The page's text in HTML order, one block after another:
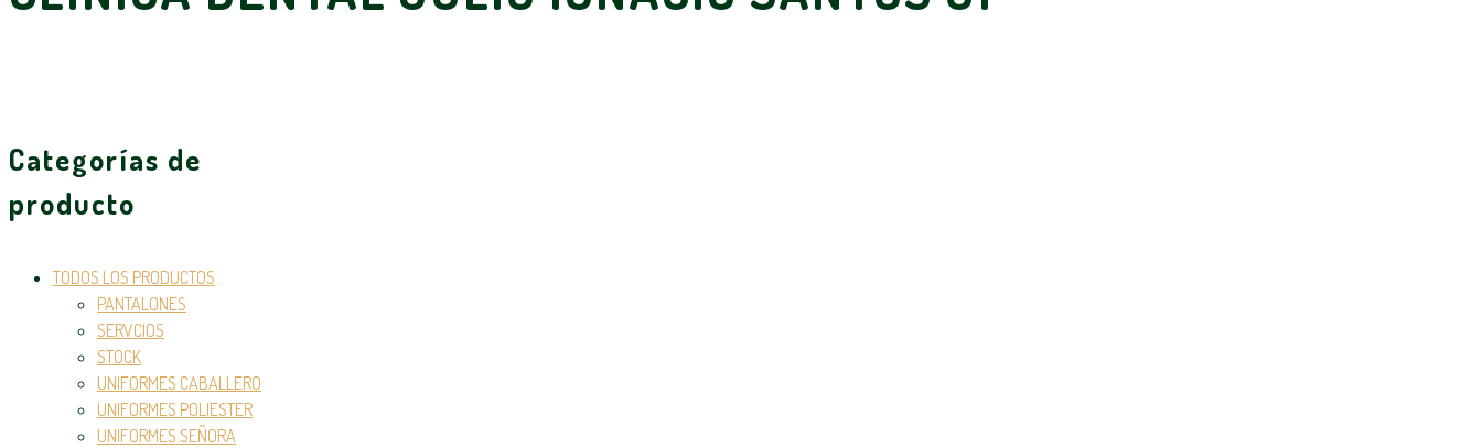
Categorías de
producto
TODOS LOS PRODUCTOS
PANTALONES
SERVCIOS
STOCK
UNIFORMES CABALLERO
UNIFORMES POLIESTER
UNIFORMES SEÑORA